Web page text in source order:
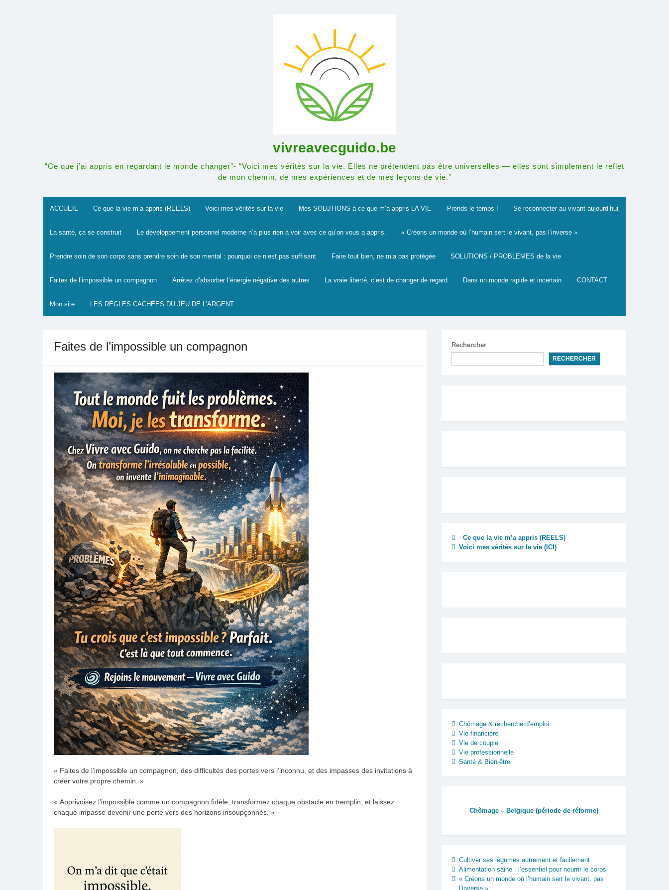
vivreavecguido.be
“Ce que j’ai appris en regardant le monde changer”- “Voici mes vérités sur la vie. Elles ne prétendent pas être universelles — elles sont simplement le reflet
de mon chemin, de mes expériences et de mes leçons de vie.”
ACCUEIL Ce que la vie m’a appris (REELS) Voici mes vérités sur la vie Mes SOLUTIONS à ce que m’a appris LA VIE Prends le temps ! Se reconnecter au vivant aujourd’hui
La santé, ça se construit Le développement personnel moderne n’a plus rien à voir avec ce qu’on vous a appris. « Créons un monde où l’humain sert le vivant, pas l’inverse »
Prendre soin de son corps sans prendre soin de son mental : pourquoi ce n’est pas suffisant Faire tout bien, ne m’a pas protégée SOLUTIONS / PROBLEMES de la vie
Faites de l’impossible un compagnon Arrêtez d’absorber l’énergie négative des autres La vraie liberté, c’est de changer de regard Dans un monde rapide et incertain CONTACT
Mon site LES RÈGLES CACHÉES DU JEU DE L’ARGENT
Faites de l’impossible un compagnon
« Faites de l’impossible un compagnon, des difficultés des portes vers l’inconnu, et des impasses des invitations à
créer votre propre chemin. »
« Apprivoisez l’impossible comme un compagnon fidèle, transformez chaque obstacle en tremplin, et laissez
chaque impasse devenir une porte vers des horizons insoupçonnés. »
Rechercher
RECHERCHER
- Ce que la vie m’a appris (REELS)
Voici mes vérités sur la vie (ICI)
Chômage & recherche d’emploi
Vie financière
Vie de couple
Vie professionnelle
Santé & Bien-être
Chômage – Belgique (période de réforme)
Cultiver ses légumes autrement et facilement
Alimentation saine : l’essentiel pour nourrir le corps
« Créons un monde où l’humain sert le vivant, pas
l’inverse »